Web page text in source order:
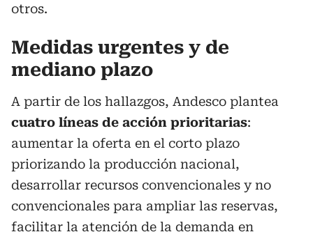
otros.
Medidas urgentes y de
mediano plazo
A partir de los hallazgos, Andesco plantea
cuatro líneas de acción prioritarias:
aumentar la oferta en el corto plazo
priorizando la producción nacional,
desarrollar recursos convencionales y no
convencionales para ampliar las reservas,
facilitar la atención de la demanda en